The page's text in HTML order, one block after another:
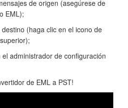
de origen (asegúrese de
EML);
(haga clic en el icono de
administrador de configuración
de EML a PST!